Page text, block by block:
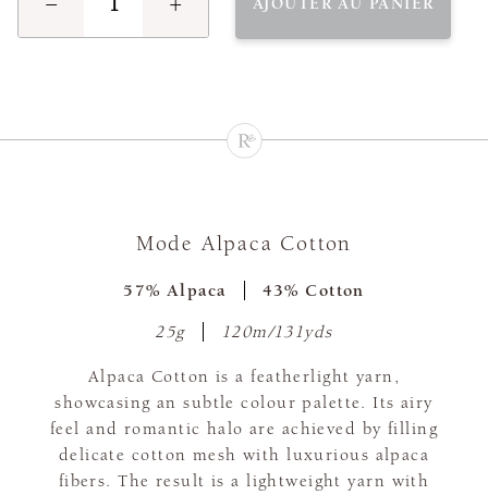
Mode Alpaca Cotton
57% Alpaca 43% Cotton
25g 120m/131yds
Alpaca Cotton is a featherlight yarn,
showcasing an subtle colour palette. Its airy
feel and romantic halo are achieved by filling
delicate cotton mesh with luxurious alpaca
fibers. The result is a lightweight yarn with